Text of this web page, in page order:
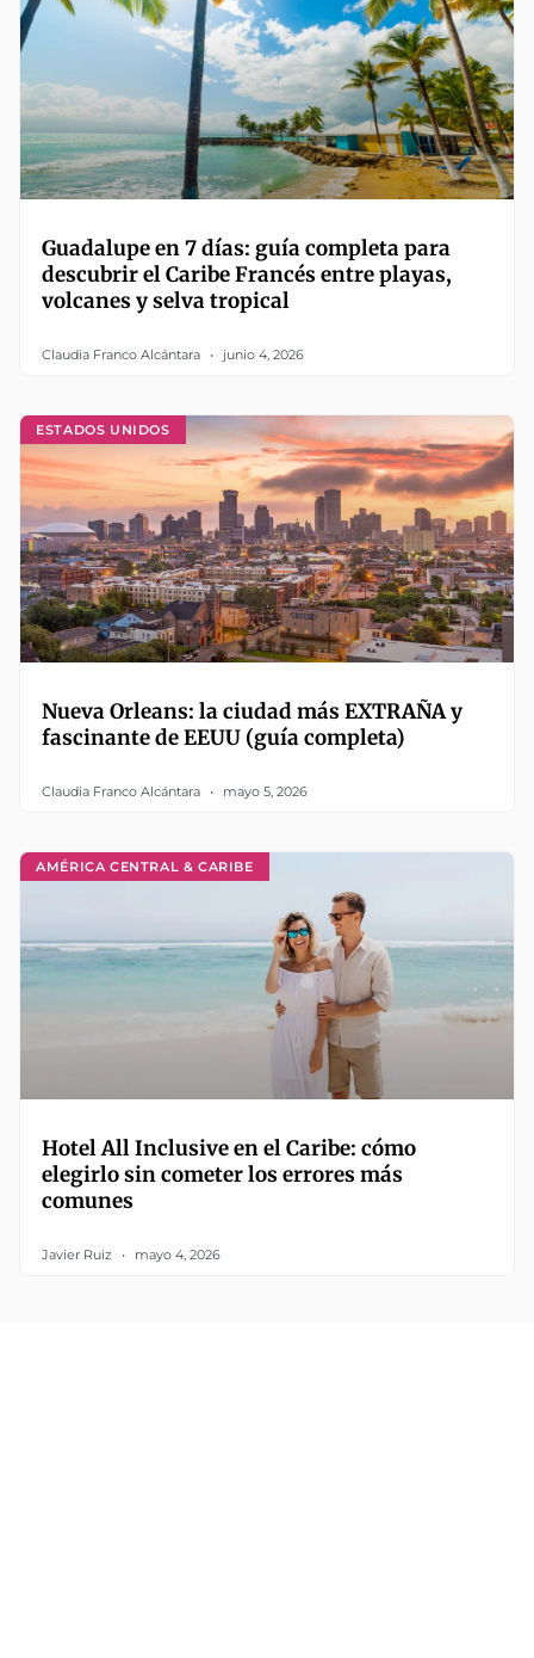
Guadalupe en 7 días: guía completa para
descubrir el Caribe Francés entre playas,
volcanes y selva tropical
Claudia Franco Alcántara junio 4, 2026
ESTADOS UNIDOS
Nueva Orleans: la ciudad más EXTRAÑA y
fascinante de EEUU (guía completa)
Claudia Franco Alcántara mayo 5, 2026
AMÉRICA CENTRAL & CARIBE
Hotel All Inclusive en el Caribe: cómo
elegirlo sin cometer los errores más
comunes
Javier Ruiz mayo 4, 2026